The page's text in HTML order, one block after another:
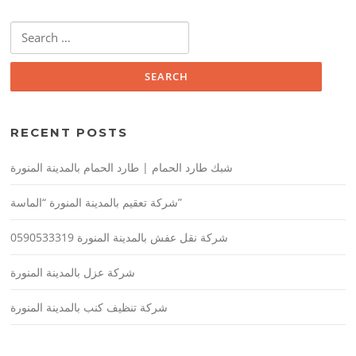
for:
RECENT POSTS
شبك طارد الحمام | طارد الحمام بالمدينة المنورة
شركة تعقيم بالمدينة المنورة “الماسة”
شركة نقل عفش بالمدينة المنورة 0590533319
شركة عزل بالمدينة المنورة
شركة تنظيف كنب بالمدينة المنورة